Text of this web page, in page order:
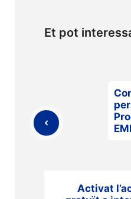
Et pot
Activat